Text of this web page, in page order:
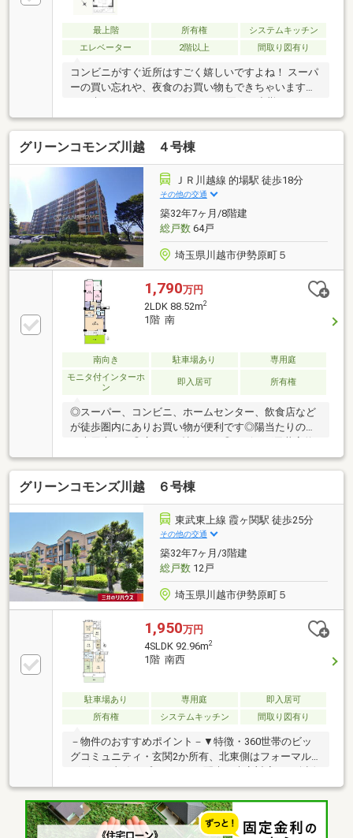
最上階 所有権
システムキッチン
エレベーター
2階以上 間取り図有り
コンビニがすぐ近所はすごく嬉しいですよね！ スーパ
ーの買い忘れや、夜食のお買い物もできちゃいます
ね。 朝はコーヒーやカフェラテを買って出勤してみて
はいかがですか？【弊社では以下の５つをお客様にお
約束いたします】1.物件の善し悪しは全て正直にお話
しします。2.無理な売り込みや契約の催促、突然の訪
問等、しつこい営業は一切行いません。3.契約したら
終わりではなくお引き渡し後、お引越し後もお客様の
パートナーであること。 4.ウソやおとり広告は一切使
いません。(データ更新は迅速に行います。）5.お客様
の個人情報は細心の注意を払って取り扱いします。
グリーンコモンズ川越 ４号棟
ＪＲ川越線 的場駅 徒歩18分
その他の交通
築32年7ヶ月/8階建
総戸数64戸
埼玉県川越市伊勢原町５
1,790万円
2LDK 88.52m2
1階 南
南向き 駐車場あり
専用庭
モニタ付インターホ
ン
即入居可 所有権
◎スーパー、コンビニ、ホームセンター、飲食店など
が徒歩圏内にありお買い物が便利です◎陽当たりの良
い専用庭つき◎広々20.5帖ＬＤＫ◎リビング天井高約
2.6m
グリーンコモンズ川越 ６号棟
東武東上線 霞ヶ関駅 徒歩25分
その他の交通
築32年7ヶ月/3階建
総戸数12戸
埼玉県川越市伊勢原町５
1,950万円
4SLDK 92.96m2
1階 南西
駐車場あり 専用庭
即入居可
所有権
システムキッチン 間取り図有り
－物件のおすすめポイント－▼特徴・360世帯のビッ
グコミュニティ・玄関2か所有、北東側はフォーマル
の弾む対面式キッチン、床下収納付・LDに和室が隣
接、お子様の遊び場等に活用可・納戸等、各洋室・和
室・廊下に収納有・上部吹抜仕様の開放感あるパティ
オ・即引渡し可(残金精算後)▼周辺環境・オーケー川